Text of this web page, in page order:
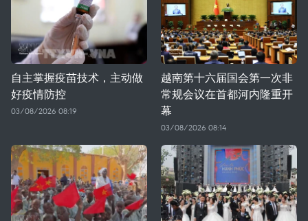
自主掌握疫苗技术，主动做
好疫情防控
03/08/2026 08:19
越南第十六届国会第一次非
常规会议在首都河内隆重开
幕
03/08/2026 08:14